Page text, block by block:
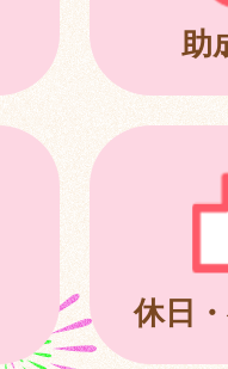
助
休日